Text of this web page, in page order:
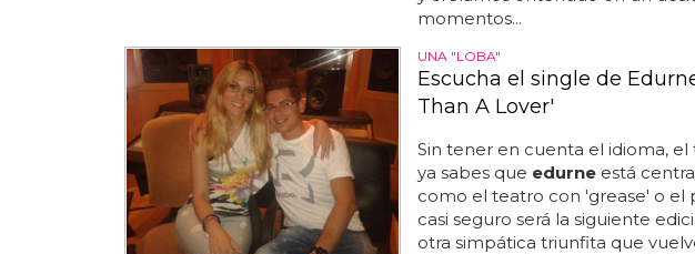
momentos...
UNA "LOBA"
Escucha el single de
Than A Lover'
Sin tener en cuenta el idioma,
ya sabes que edurneestá
como el teatro con 'grease' o el
casi seguro será la siguiente
otra simpática triunfita que